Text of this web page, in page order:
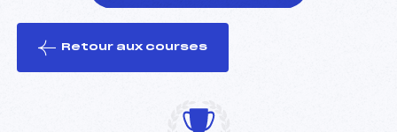
le ski
Retour aux courses